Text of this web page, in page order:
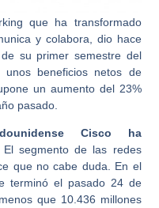
que ha transformado
y colabora, dio hace
su primer semestre del
beneficios netos de
un aumento del 23%
pasado.
Cisco ha
El segmento de las redes
que no cabe duda. En el
terminó el pasado 24 de
que 10.436 millones